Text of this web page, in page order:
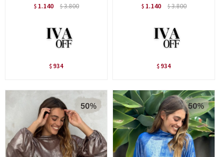
$ 1.140 $3.800
$ 934
$ 1.140 $3.800
$ 934